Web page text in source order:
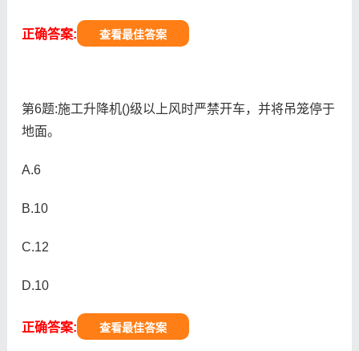
正确答案: 查看最佳答案
第6题:施工升降机()级以上风时严禁开车，并将吊笼停于
地面。
A.6
B.10
C.12
D.10
正确答案: 查看最佳答案